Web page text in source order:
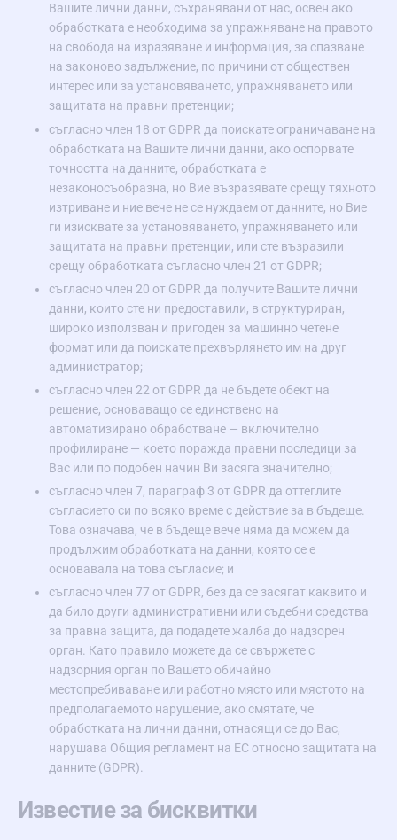
Вашите лични данни, съхранявани от нас, освен ако
обработката е необходима за упражняване на правото
на свобода на изразяване и информация, за спазване
на законово задължение, по причини от обществен
интерес или за установяването, упражняването или
защитата на правни претенции;
съгласно член 18 от GDPR да поискате ограничаване на
обработката на Вашите лични данни, ако оспорвате
точността на данните, обработката е
незаконосъобразна, но Вие възразявате срещу тяхното
изтриване и ние вече не се нуждаем от данните, но Вие
ги изисквате за установяването, упражняването или
защитата на правни претенции, или сте възразили
срещу обработката съгласно член 21 от GDPR;
съгласно член 20 от GDPR да получите Вашите лични
данни, които сте ни предоставили, в структуриран,
широко използван и пригоден за машинно четене
формат или да поискате прехвърлянето им на друг
администратор;
съгласно член 22 от GDPR да не бъдете обект на
решение, основаващо се единствено на
автоматизирано обработване — включително
профилиране — което поражда правни последици за
Вас или по подобен начин Ви засяга значително;
съгласно член 7, параграф 3 от GDPR да оттеглите
съгласието си по всяко време с действие за в бъдеще.
Това означава, че в бъдеще вече няма да можем да
продължим обработката на данни, която се е
основавала на това съгласие; и
съгласно член 77 от GDPR, без да се засягат каквито и
да било други административни или съдебни средства
за правна защита, да подадете жалба до надзорен
орган. Като правило можете да се свържете с
надзорния орган по Вашето обичайно
местопребиваване или работно място или мястото на
предполагаемото нарушение, ако смятате, че
обработката на лични данни, отнасящи се до Вас,
нарушава Общия регламент на ЕС относно защитата на
данните (GDPR).
Известие за бисквитки